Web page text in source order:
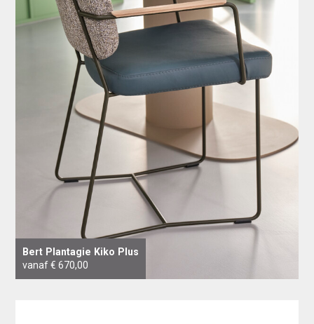
Bert Plantagie Kiko Plus
vanaf € 670,00